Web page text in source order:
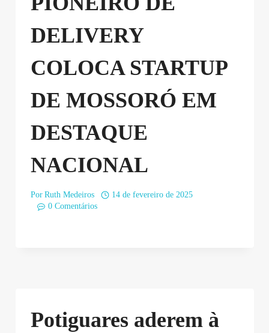
DELIVERY
COLOCA STARTUP
DE MOSSORÓ EM
DESTAQUE
NACIONAL
Por Ruth Medeiros
14 de fevereiro de 2025
0 Comentários
Potiguares aderem à